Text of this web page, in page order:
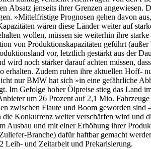
Absatz jenseits ihrer Grenzen angewiesen.
»Mittelfristige Prognosen gehen davon
wären diese Länder weiter auf
wollen, müssen sie weiterhin ihre
von Produktionskapazitäten geführt
vor, letztlich gestärkt aus der
noch stärker darauf achten müssen,
Zudem ruhen ihre aktuellen Hoff-
nur BMW hat sich »in eine gefährliche
Im Gefolge hoher Ölpreise stieg das Land
um 26 Prozent auf 2,1 Mio.
zwischen Flaute und Boom geworden sind
Konkurrenz weiter verschärfen wird und
Ausbau und mit einer Erhöhung ihrer
Branche) dafür haftbar gemacht
Leih- und Zeitarbeit und Prekarisierung.